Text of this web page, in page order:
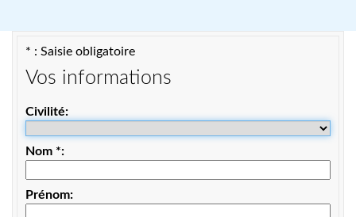
* : Saisie obligatoire
Vos informations
Civilité
Nom *
Prénom